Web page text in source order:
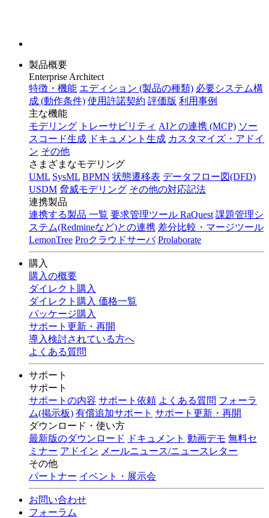
製品概要
Enterprise Architect
特徴・機能 エディション (製品の種類) 必要システム構
成 (動作条件) 使用許諾契約 評価版 利用事例
主な機能
モデリング トレーサビリティ AIとの連携 (MCP) ソー
スコード生成 ドキュメント生成 カスタマイズ・アドイ
ン その他
さまざまなモデリング
UML SysML BPMN 状態遷移表 データフロー図(DFD)
USDM 脅威モデリング その他の対応記法
連携製品
連携する製品 一覧 要求管理ツール RaQuest 課題管理シ
ステム(Redmineなど)との連携 差分比較・マージツール
LemonTree Proクラウドサーバ Prolaborate
購入
購入の概要
ダイレクト購入
ダイレクト購入 価格一覧
パッケージ購入
サポート更新・再開
導入検討されている方へ
よくある質問
サポート
サポート
サポートの内容 サポート依頼 よくある質問 フォーラ
ム(掲示板) 有償追加サポート サポート更新・再開
ダウンロード・使い方
最新版のダウンロード
ドキュメント 動画デモ 無料セ
ミナー アドイン メールニュース/ニュースレター
その他
パートナー イベント・展示会
お問い合わせ
フォーラム